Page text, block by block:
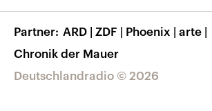
Barrierefreiheit
Deutschlandradio © 2026
Partner ARD | ZDF | Phoenix | arte |
Chronik der Mauer